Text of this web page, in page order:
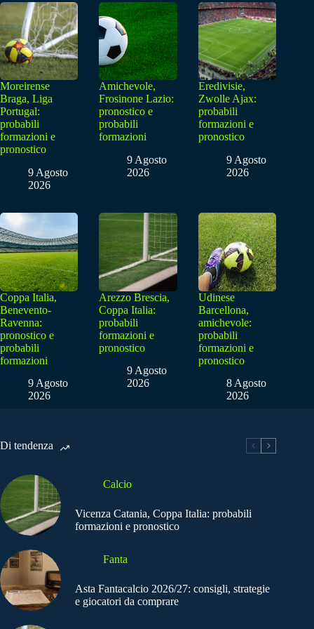
Moreirense
Braga, Liga
Portugal:
probabili
formazioni e
pronostico
9 Agosto
2026
Amichevole,
Frosinone Lazio:
pronostico e
probabili
formazioni
9 Agosto
2026
Eredivisie,
Zwolle Ajax:
probabili
formazioni e
pronostico
9 Agosto
2026
Coppa Italia,
Benevento-
Ravenna:
pronostico e
probabili
formazioni
9 Agosto
2026
Arezzo Brescia,
Coppa Italia:
probabili
formazioni e
pronostico
9 Agosto
2026
Udinese
Barcellona,
amichevole:
probabili
formazioni e
pronostico
8 Agosto
2026
Di tendenza
Calcio
Vicenza Catania, Coppa Italia: probabili
formazioni e pronostico
Fanta
Asta Fantacalcio 2026/27: consigli, strategie
e giocatori da comprare